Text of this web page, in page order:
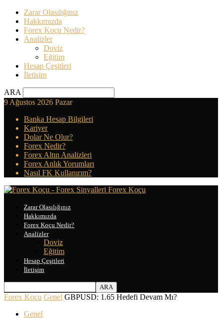
Zarar Olasılığınız
Hakkımızda
Forex Koçu Nedir?
Analizler
Doviz
Eğitim
Hesap Çeşitleri
İletişim
ARA
9 Ağustos 2026 Pazar
Banka Hesap Bilgileri
Kariyer
Dolar Ne Olur?
Forex Nedir?
Forex Altın Analizleri
Forex Anlık Yorumları
Nasıl FK Kullanırım?
Forex Koçu
Zarar Olasılığınız
Hakkımızda
Forex Koçu Nedir?
Analizler
Doviz
Eğitim
Hesap Çeşitleri
İletişim
Forex Koçu Genel GBPUSD: 1.65 Hedefi Devam Mı?
Genel